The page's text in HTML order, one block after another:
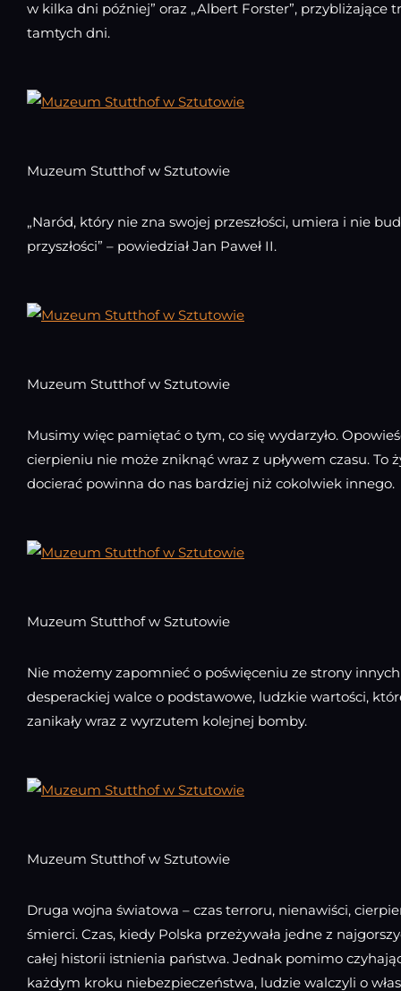
w kilka dni później” oraz „Albert Forster”, przybliżające
tamtych dni.
Muzeum Stutthof w Sztutowie
„Naród, który nie zna swojej przeszłości, umiera i nie
przyszłości” – powiedział Jan Paweł II.
Muzeum Stutthof w Sztutowie
Musimy więc pamiętać o tym, co się wydarzyło.
cierpieniu nie może zniknąć wraz z upływem czasu. To
docierać powinna do nas bardziej niż cokolwiek innego.
Muzeum Stutthof w Sztutowie
Nie możemy zapomnieć o poświęceniu ze strony
desperackiej walce o podstawowe, ludzkie wartości,
zanikały wraz z wyrzutem kolejnej bomby.
Muzeum Stutthof w Sztutowie
Druga wojna światowa – czas terroru, nienawiści,
śmierci. Czas, kiedy Polska przeżywała jedne z
całej historii istnienia państwa. Jednak pomimo
każdym kroku niebezpieczeństwa, ludzie walczyli o